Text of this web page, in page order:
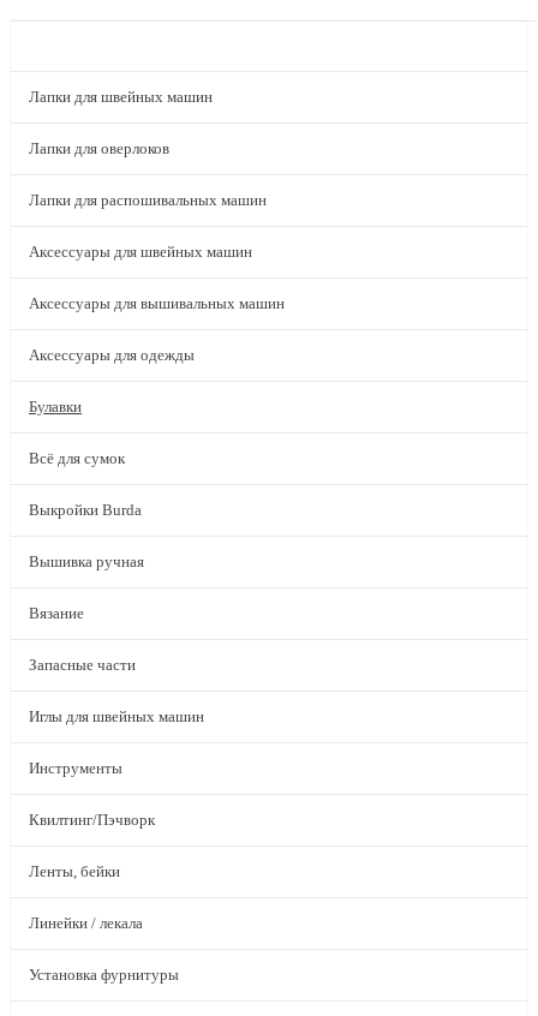
Лапки для швейных машин
Лапки для оверлоков
Лапки для распошивальных машин
Аксессуары для швейных машин
Аксессуары для вышивальных машин
Аксессуары для одежды
Булавки
Всё для сумок
Выкройки Burda
Вышивка ручная
Вязание
Запасные части
Иглы для швейных машин
Инструменты
Квилтинг/Пэчворк
Ленты, бейки
Линейки / лекала
Установка фурнитуры